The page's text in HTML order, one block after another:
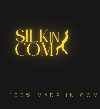
100% MADE IN